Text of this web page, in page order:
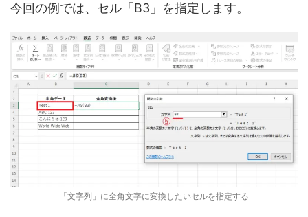
今回の例では、セル「B3」を指定します。
「文字列」に全角文字に変換したいセルを指定する